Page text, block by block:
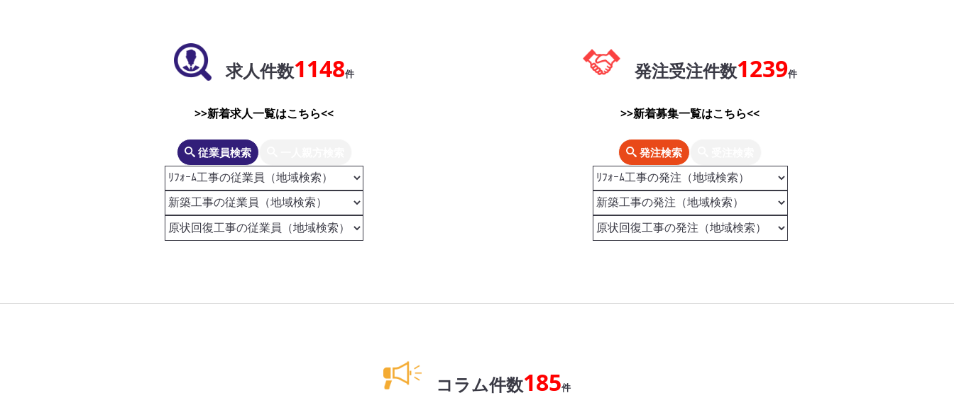
求人件数1148件
>>新着求人一覧はこちら<<
従業員検索
発注受注件数1239件
>>新着募集一覧はこちら<<
発注検索
コラム件数185件